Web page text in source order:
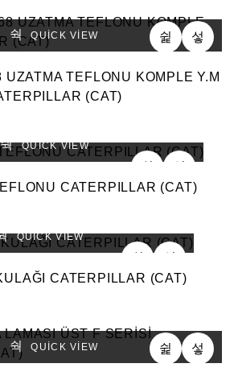
QUICK VIEW
TEFLONU KOMPLE Y.M
(CAT)
QUICK VIEW
CATERPILLAR (CAT)
QUICK VIEW
CATERPILLAR (CAT)
QUICK VIEW